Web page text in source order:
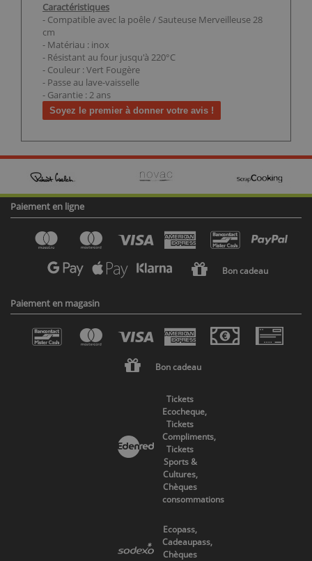
Caractéristiques
- Compatible avec la poêle / Sauteuse Merveilleuse 28
cm
- Matériau : inox
- Résistant au four jusqu'à 220°C
- Couleur : Vert Fougère
- Passe au lave-vaisselle
- Garantie : 2 ans
Soyez le premier à donner votre avis !
Paiement en ligne
Bon cadeau
Paiement en magasin
Bon cadeau
Tickets
Ecocheque,
Tickets
Compliments,
Tickets
Sports &
Cultures,
Chèques
consommations
Ecopass,
Cadeaupass,
Chèques